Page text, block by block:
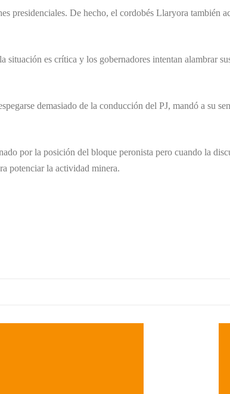
presidenciales. De hecho, el cordobés Llaryora también
es crítica y los gobernadores intentan alambrar
demasiado de la conducción del PJ, mandó a su
por la posición del bloque peronista pero cuando la
potenciar la actividad minera.